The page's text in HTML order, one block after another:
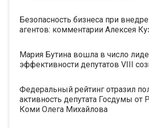
Безопасность бизнеса при
агентов: комментарии Алексея
Мария Бутина вошла в число
эффективности депутатов VIII
Федеральный рейтинг отразил
активность депутата Госдумы от
Коми Олега Михайлова